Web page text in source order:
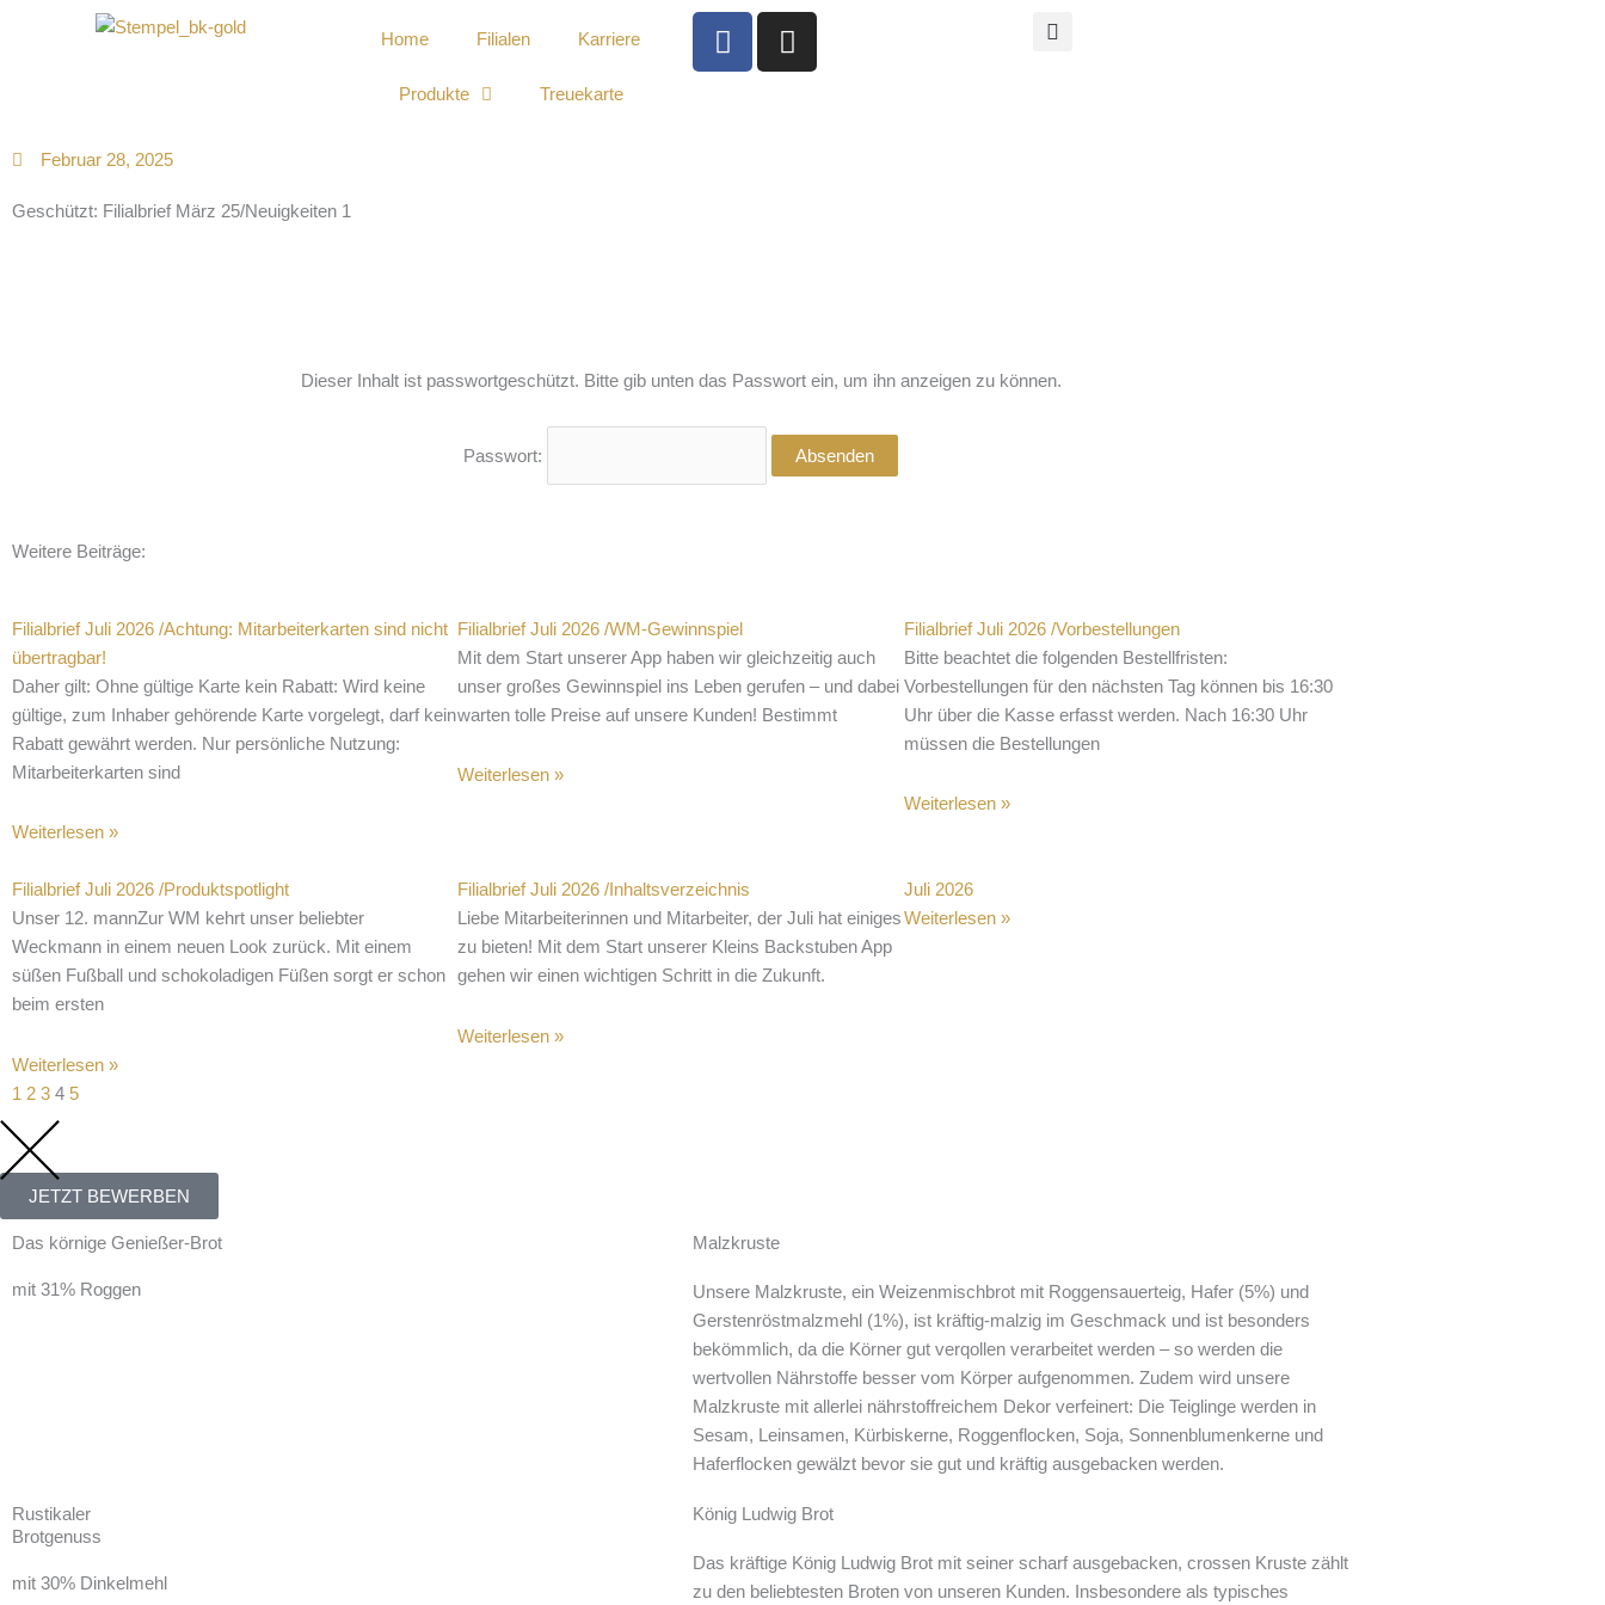
Home Filialen Karriere
Produkte Treuekarte
F
a
I
n
Februar 28, 2025
Geschützt: Filialbrief März 25/Neuigkeiten 1
Dieser Inhalt ist passwortgeschützt. Bitte gib unten das Passwort ein, um ihn anzeigen zu können.
Passwort:
Weitere Beiträge:
Filialbrief Juli 2026 /Achtung: Mitarbeiterkarten sind nicht
übertragbar!
Daher gilt: Ohne gültige Karte kein Rabatt: Wird keine
gültige, zum Inhaber gehörende Karte vorgelegt, darf kein
Rabatt gewährt werden. Nur persönliche Nutzung:
Mitarbeiterkarten sind
Weiterlesen »
Filialbrief Juli 2026 /WM-Gewinnspiel
Mit dem Start unserer App haben wir gleichzeitig auch
unser großes Gewinnspiel ins Leben gerufen – und dabei
warten tolle Preise auf unsere Kunden! Bestimmt
Weiterlesen »
Filialbrief Juli 2026 /Vorbestellungen
Bitte beachtet die folgenden Bestellfristen:
Vorbestellungen für den nächsten Tag können bis 16:30
Uhr über die Kasse erfasst werden. Nach 16:30 Uhr
müssen die Bestellungen
Weiterlesen »
Filialbrief Juli 2026 /Produktspotlight
Unser 12. mannZur WM kehrt unser beliebter
Weckmann in einem neuen Look zurück. Mit einem
süßen Fußball und schokoladigen Füßen sorgt er schon
beim ersten
Weiterlesen »
Filialbrief Juli 2026 /Inhaltsverzeichnis
Liebe Mitarbeiterinnen und Mitarbeiter, der Juli hat einiges
zu bieten! Mit dem Start unserer Kleins Backstuben App
gehen wir einen wichtigen Schritt in die Zukunft.
Weiterlesen »
Juli 2026
Weiterlesen »
1 2 3 4 5
JETZT BEWERBEN
Das körnige Genießer-Brot
mit 31% Roggen
Malzkruste
Unsere Malzkruste, ein Weizenmischbrot mit Roggensauerteig, Hafer (5%) und
Gerstenröstmalzmehl (1%), ist kräftig-malzig im Geschmack und ist besonders
bekömmlich, da die Körner gut verqollen verarbeitet werden – so werden die
wertvollen Nährstoffe besser vom Körper aufgenommen. Zudem wird unsere
Malzkruste mit allerlei nährstoffreichem Dekor verfeinert: Die Teiglinge werden in
Sesam, Leinsamen, Kürbiskerne, Roggenflocken, Soja, Sonnenblumenkerne und
Haferflocken gewälzt bevor sie gut und kräftig ausgebacken werden.
Rustikaler
Brotgenuss
mit 30% Dinkelmehl
König Ludwig Brot
Das kräftige König Ludwig Brot mit seiner scharf ausgebacken, crossen Kruste zählt
zu den beliebtesten Broten von unseren Kunden. Insbesondere als typisches